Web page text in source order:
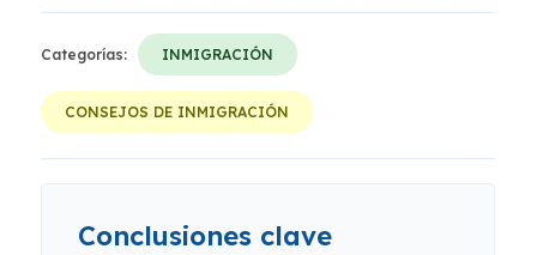
Categorías: INMIGRACIÓN
CONSEJOS DE INMIGRACIÓN
Conclusiones clave